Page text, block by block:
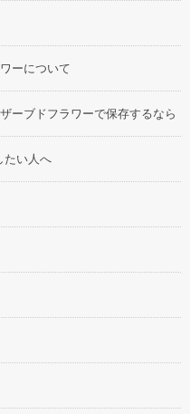
ーについて
ーブドフラワーで保存するなら
たい人へ